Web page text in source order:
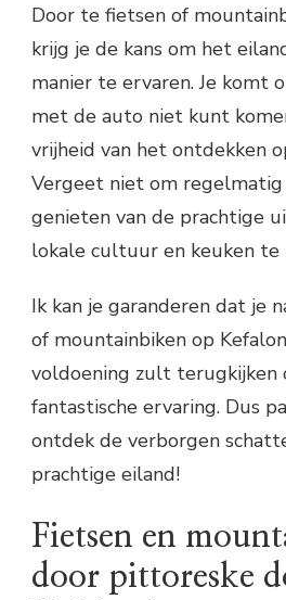
Door te fietsen of
krijg je de kans om het
manier te ervaren. Je komt
met de auto niet kunt
vrijheid van het ontdekken
Vergeet niet om
genieten van de prachtige
lokale cultuur en keuken te
Ik kan je garanderen dat je
of mountainbiken op
voldoening zult terugkijken
fantastische ervaring. Dus
ontdek de verborgen
prachtige eiland!
Fietsen en
door pittoreske